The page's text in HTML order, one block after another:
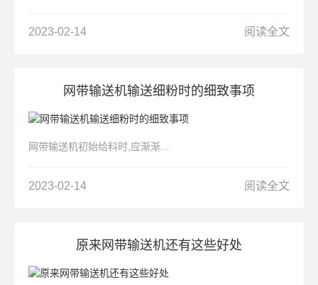
2023-02-14 阅读全文
网带输送机输送细粉时的细致事项
网带输送机初始给料时,应渐渐...
2023-02-14 阅读全文
原来网带输送机还有这些好处